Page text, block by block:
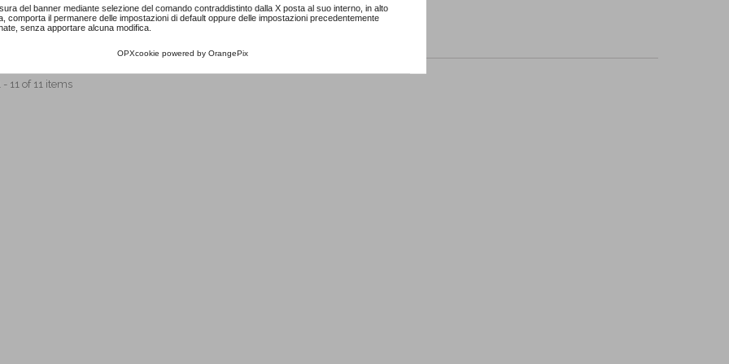
del banner mediante selezione del comando contraddistinto dalla X posta al suo interno, in alto
comporta il permanere delle impostazioni di default oppure delle impostazioni precedentemente
senza apportare alcuna modifica.
OPXcookie powered by OrangePix
11 of 11 items